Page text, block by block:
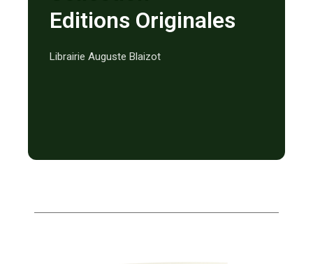
Editions Originales
Librairie Auguste Blaizot